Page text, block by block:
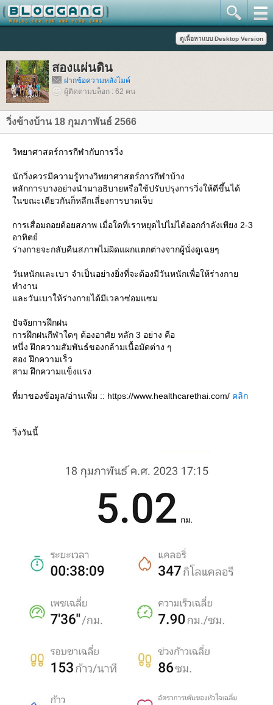
สองแผ่นดิน
ฝากข้อความหลังไมค์
ผู้ติดตามบล็อก : 62 คน
วิ่งข้างบ้าน 18 กุมภาพันธ์ 2566
วิทยาศาสตร์การกีฬากับการวิ่ง
นักวิ่งควรมีความรู้ทางวิทยาศาสตร์การกีฬาบ้าง
หลักการบางอย่างนำมาอธิบายหรือใช้ปรับปรุงการวิ่งให้ดีขึ้นได้
นขณะเดียวกันก็หลีกเลี่ยงการบาดเจ็บ
การเสื่อมถอยด้อยสภาพ เมื่อใดที่เราหยุดไปไม่ได้ออกกำลังเพียง 2-3
อาทิตย์
ร่างกายจะกลับคืนสภาพไม่ผิดแผกแตกต่างจากผู้นั่งดูเฉยๆ
วันหนักและเบา จำเป็นอย่างยิ่งที่จะต้องมีวันหนักเพื่อให้ร่างกา
ทำงาน
ละวันเบาให้ร่างกายได้มีเวลาซ่อมแซม
ปัจจัยการฝึกฝน
การฝึกฝนกีฬาใดๆ ต้องอาศัย หลัก 3 อย่าง คือ
หนึ่ง ฝึกความสัมพันธ์ของกล้ามเนื้อมัดต่าง ๆ
สอง ฝึกความเร็ว
สาม ฝึกความแข็งแรง
ที่มาของข้อมูล/อ่านเพิ่ม :: https://www.healthcarethai.com/ คลิก
วิ่งวันนี้